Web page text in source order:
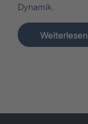
Dynamik.
Weiterlesen